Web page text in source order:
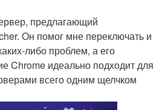
предлагающий
Он помог мне переключать и
либо проблем, а его
Chrome идеально подходит для
всего одним щелчком